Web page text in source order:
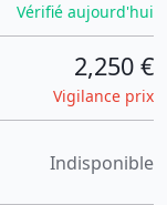
Vérifié aujourd'hui
2,250 €
Vigilance prix
Indisponible